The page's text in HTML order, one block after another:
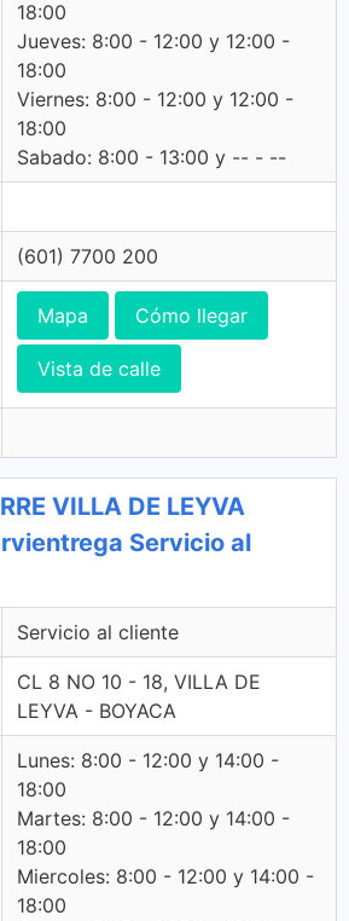
18:00
Jueves: 8:00 - 12:00 y 12:00 -
18:00
Viernes: 8:00 - 12:00 y 12:00 -
18:00
Sabado: 8:00 - 13:00 y -- - --
(601) 7700 200
Mapa Cómo llegar
Vista de calle
VILLA DE LEYVA
Servicio al
Servicio al cliente
CL 8 NO 10 - 18, VILLA DE
LEYVA - BOYACA
Lunes: 8:00 - 12:00 y 14:00 -
18:00
Martes: 8:00 - 12:00 y 14:00 -
18:00
Miercoles: 8:00 - 12:00 y 14:00 -
18:00